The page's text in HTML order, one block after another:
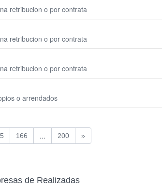
retribucion o por contrata
retribucion o por contrata
retribucion o por contrata
o arrendados
166 ... 200 »
de Realizadas